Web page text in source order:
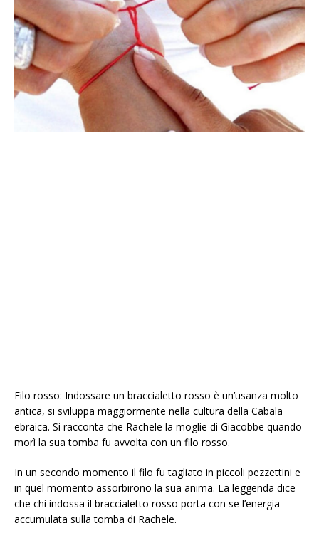
Filo rosso: Indossare un braccialetto rosso è un’usanza molto
antica, si sviluppa maggiormente nella cultura della Cabala
ebraica. Si racconta che Rachele la moglie di Giacobbe quando
morì la sua tomba fu avvolta con un filo rosso.
In un secondo momento il filo fu tagliato in piccoli pezzettini e
in quel momento assorbirono la sua anima. La leggenda dice
che chi indossa il braccialetto rosso porta con se l’energia
accumulata sulla tomba di Rachele.